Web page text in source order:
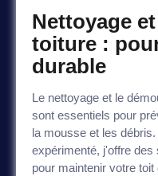
Nettoyage
toiture :
durable
Le nettoyage et le
sont essentiels pour
la mousse et les
expérimenté, j'offre
pour maintenir votre toit